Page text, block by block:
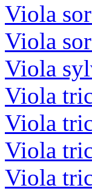
Viola
Viola
Viola
Viola
Viola
Viola
Viola